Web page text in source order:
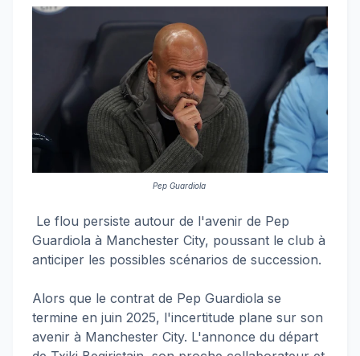
Pep Guardiola
Le flou persiste autour de l'avenir de Pep
Guardiola à Manchester City, poussant le club à
anticiper les possibles scénarios de succession.
Alors que le contrat de Pep Guardiola se
termine en juin 2025, l'incertitude plane sur son
avenir à Manchester City. L'annonce du départ